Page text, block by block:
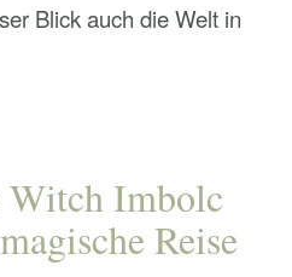
Blick auch die Welt in
Witch Imbolc
Reise